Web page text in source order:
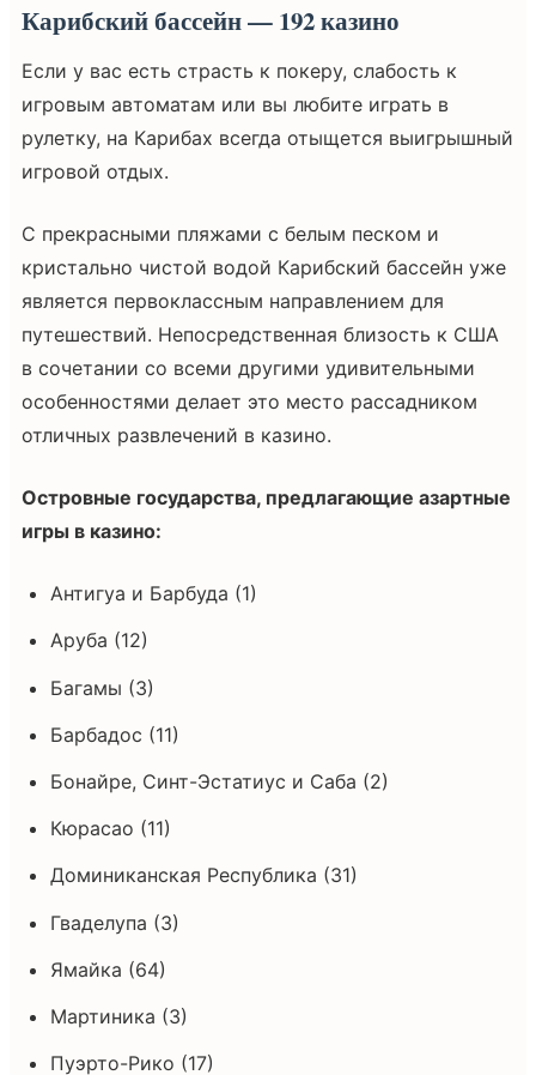
Карибский бассейн — 192 казино
Если у вас есть страсть к покеру, слабость к
игровым автоматам или вы любите играть в
рулетку, на Карибах всегда отыщется выигрышный
игровой отдых.
С прекрасными пляжами с белым песком и
кристально чистой водой Карибский бассейн уже
является первоклассным направлением для
путешествий. Непосредственная близость к США
в сочетании со всеми другими удивительными
особенностями делает это место рассадником
отличных развлечений в казино.
Островные государства, предлагающие азартные
игры в казино:
Антигуа и Барбуда (1)
Аруба (12)
Багамы (3)
Барбадос (11)
Бонайре, Синт-Эстатиус и Саба (2)
Кюрасао (11)
Доминиканская Республика (31)
Гваделупа (3)
Ямайка (64)
Мартиника (3)
Пуэрто-Рико (17)